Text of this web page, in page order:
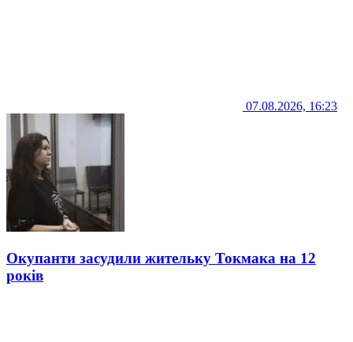
07.08.2026, 16:23
Окупанти засудили жительку Токмака на 12
років